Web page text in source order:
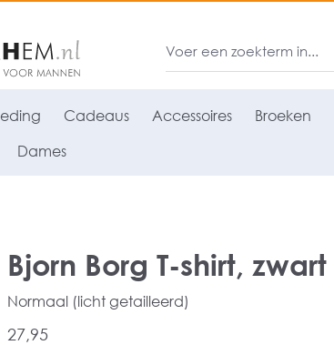
Cadeaus Accessoires Broeken
Dames
Bjorn Borg T-shirt, zwart
Normaal (licht getailleerd)
27,95